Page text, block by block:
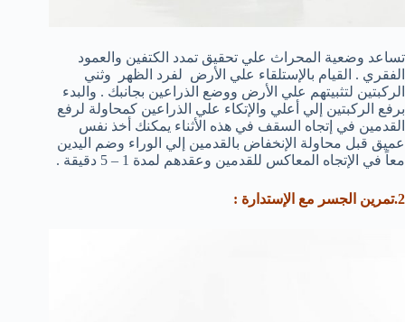
تساعد وضعية المحراث علي تحقيق تمدد الكتفين والعمود
الفقري . القيام بالإستلقاء علي الأرض لفرد الظهر وثني
الركبتين لتثبيتهم علي الأرض ووضع الذراعين بجانبك . والبدء
برفع الركبتين إلي أعلي والإتكاء علي الذراعين كمحاولة لرفع
القدمين في إتجاه السقف في هذه الأثناء يمكنك أخذ نفس
عميق قبل محاولة الإنخفاض بالقدمين إلي الوراء وضم اليدين
معاً في الإتجاه المعاكس للقدمين وعقدهم لمدة 1 – 5 دقيقة .
2.تمرين الجسر مع الإستدارة :